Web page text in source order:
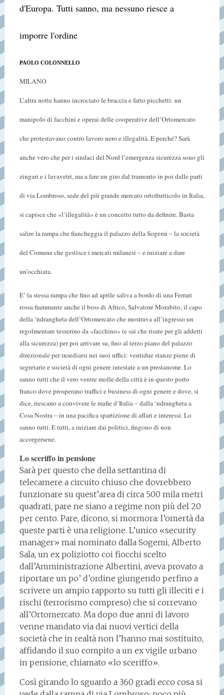
d'Europa. Tutti sanno, ma nessuno riesce a
imporre l'ordine
PAOLO COLONNELLO
MILANO
L’altra notte hanno incrociato le braccia e fatto picchetti: un
manipolo di facchini e operai delle cooperative dell’Ortomercato
che protestavano contro lavoro nero e illegalità. E perché? Sarà
anche vero che per i sindaci del Nord l’emergenza sicurezza sono gli
zingari e i lavavetri, ma a fare un giro dal tramonto in poi dalle parti
di via Lombroso, sede del più grande mercato ortofrutticolo in Italia,
si capisce che «l’illegalità» è un concetto tutto da definire. Basta
salire la rampa che fiancheggia il palazzo della Sogemi – la società
del Comune che gestisce i mercati milanesi – e iniziare a dare
un’occhiata.
E’ la stessa rampa che fino ad aprile saliva a bordo di una Ferrari
rossa fiammante anche il boss di Africo, Salvatore Morabito, il capo
della ‘ndrangheta dell’Ortomercato che mostrava all’ingresso un
regolmentare tesserino da «facchino» (e sai che risate per gli addetti
alla sicurezza) per poi arrivare su, fino al terzo piano del palazzo
direzionale per insediarsi nei suoi uffici: ventidue stanze piene di
segretarie e società di ogni genere intestate a un prestanome. Lo
sanno tutti che il vero ventre molle della città è in questo porto
franco dove prosperano traffici e business di ogni genere e dove, si
dice, riescano a convivere le mafie d’Italia – dalla ‘ndrangheta a
Cosa Nostra – in una pacifica spartizione di affari e interessi. Lo
sanno tutti. E tutti, a iniziare dai politici, fingono di non
accorgersene.
Lo sceriffo in pensione
Sarà per questo che della settantina di
telecamere a circuito chiuso che dovrebbero
funzionare su quest’area di circa 500 mila metri
quadrati, pare ne siano a regime non più del 20
per cento. Pare, dicono, si mormora: l’omertà da
queste parti è una religione. L’unico «security
manager» mai nominato dalla Sogemi, Alberto
Sala, un ex poliziotto coi fiocchi scelto
dall’Amministrazione Albertini, aveva provato a
riportare un po’ d’ordine giungendo perfino a
scrivere un ampio rapporto su tutti gli illeciti e i
rischi (terrorismo compreso) che si correvano
all’Ortomercato. Ma dopo due anni di lavoro
venne mandato via dai nuovi vertici della
società che in realtà non l’hanno mai sostituito,
affidando il suo compito a un ex vigile urbano
in pensione, chiamato «lo sceriffo».
Così girando lo sguardo a 360 gradi ecco cosa si